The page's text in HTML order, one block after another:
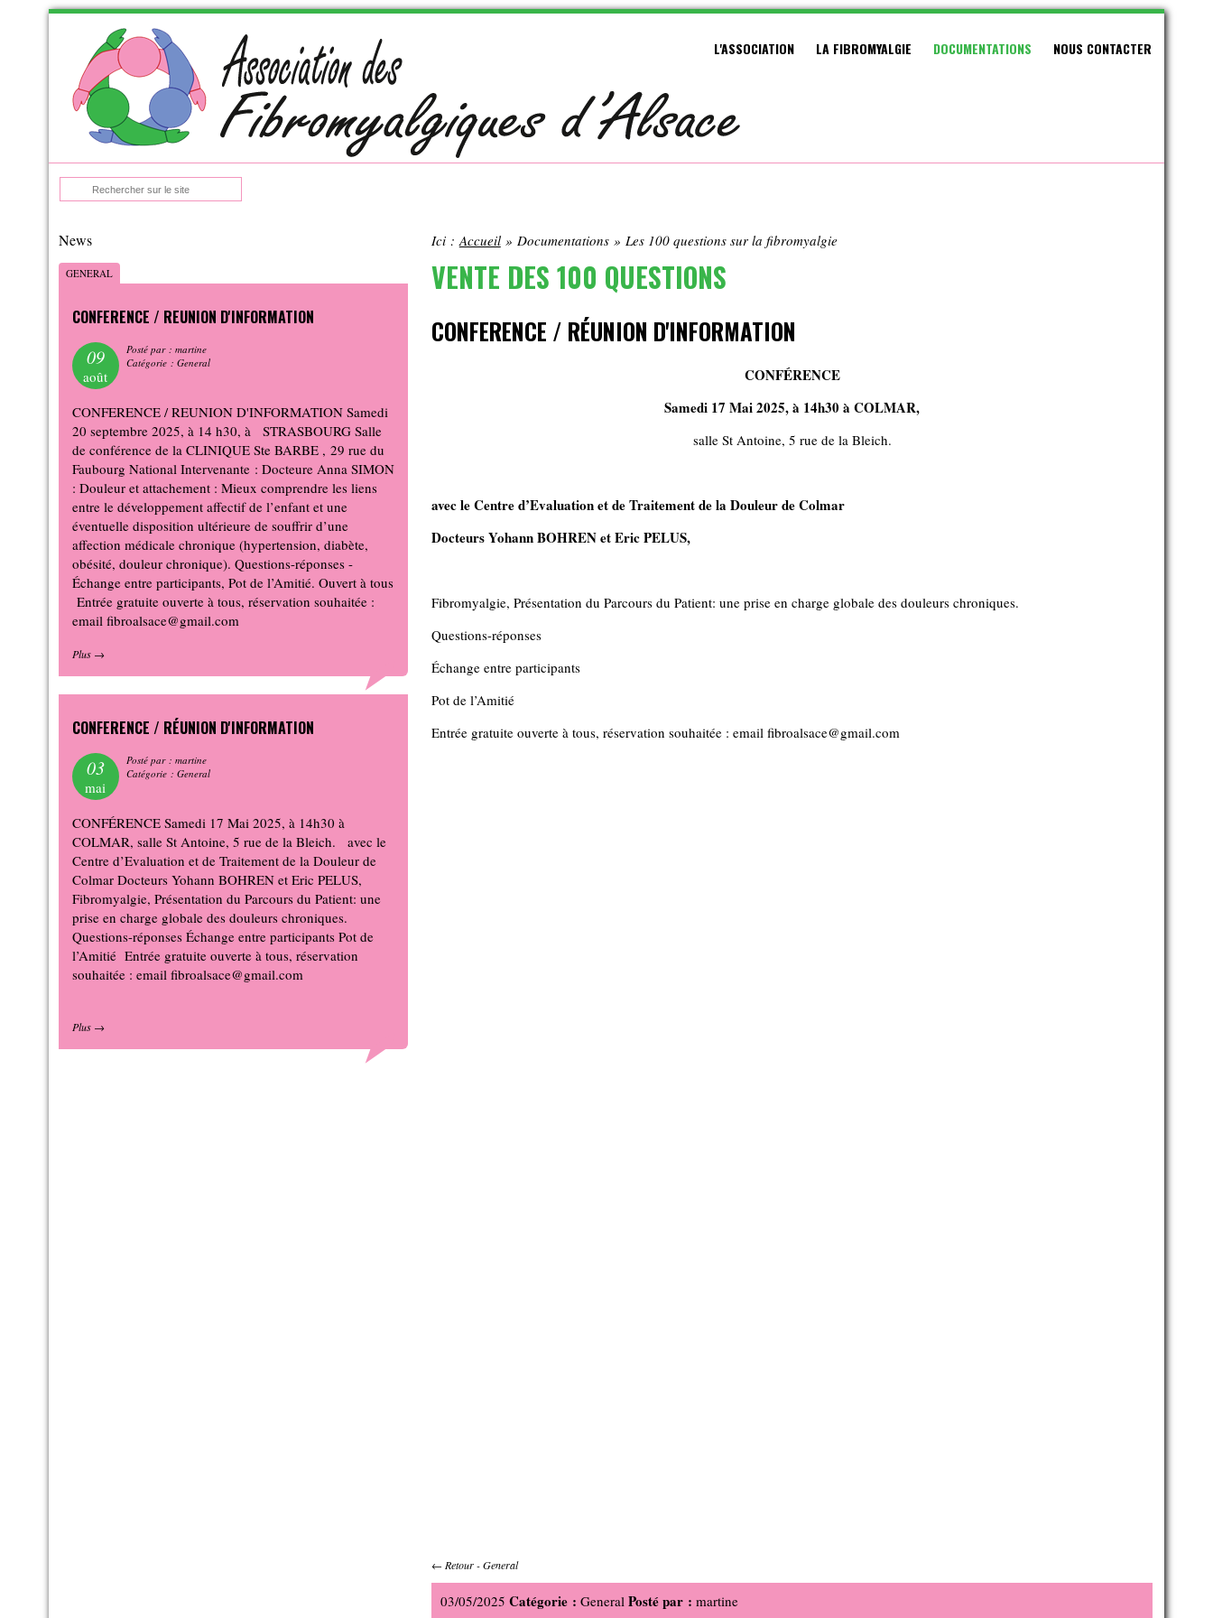
navigation
content
L'ASSOCIATION LA FIBROMYALGIE DOCUMENTATIONS NOUS CONTACTER
Ici :Accueil » Documentations » Les 100 questions sur la fibromyalgie
VENTE DES 100 QUESTIONS
CONFERENCE / RÉUNION D'INFORMATION
CONFÉRENCE
Samedi 17 Mai 2025, à 14h30 à COLMAR,
salle St Antoine, 5 rue de la Bleich.
avec le Centre d’Evaluation et de Traitement de la Douleur de Colmar
Docteurs Yohann BOHREN et Eric PELUS,
Fibromyalgie, Présentation du Parcours du Patient: une prise en charge globale des douleurs chroniques.
Questions-réponses
Échange entre participants
Pot de l’Amitié
Entrée gratuite ouverte à tous, réservation souhaitée : email fibroalsace@gmail.com
← Retour-General
03/05/2025 Catégorie : General Posté par : martine
News
GENERAL
CONFERENCE / REUNION D'INFORMATION
09
août
Posté par : martine
Catégorie : General
CONFERENCE / REUNION D'INFORMATION Samedi
20 septembre 2025, à 14 h30, à STRASBOURG Salle
de conférence de la CLINIQUE Ste BARBE , 29 rue du
Faubourg National Intervenante : Docteure Anna SIMON
: Douleur et attachement : Mieux comprendre les liens
entre le développement affectif de l’enfant et une
éventuelle disposition ultérieure de souffrir d’une
affection médicale chronique (hypertension, diabète,
obésité, douleur chronique). Questions-réponses -
Échange entre participants, Pot de l’Amitié. Ouvert à tous
Entrée gratuite ouverte à tous, réservation souhaitée :
email fibroalsace@gmail.com
Plus→
CONFERENCE / RÉUNION D'INFORMATION
03
mai
Posté par : martine
Catégorie : General
CONFÉRENCE Samedi 17 Mai 2025, à 14h30 à
COLMAR, salle St Antoine, 5 rue de la Bleich. avec le
Centre d’Evaluation et de Traitement de la Douleur de
Colmar Docteurs Yohann BOHREN et Eric PELUS,
Fibromyalgie, Présentation du Parcours du Patient: une
prise en charge globale des douleurs chroniques.
Questions-réponses Échange entre participants Pot de
l’Amitié Entrée gratuite ouverte à tous, réservation
souhaitée : email fibroalsace@gmail.com
Plus→